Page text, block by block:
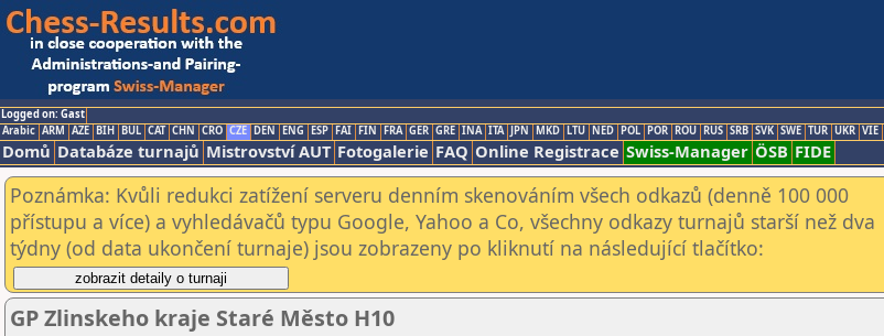
Logged on: Gast
Arabic ARM AZE BIH BUL CAT CHN CRO CZE DEN ENG ESP FAI FIN FRA GER GRE INA ITA JPN MKD LTU NED POL POR ROU RUS SRB SVK SWE TUR UKR VIE
Domů Databáze turnajů Mistrovství AUT Fotogalerie FAQ Online Registrace Swiss-Manager ÖSB FIDE
Poznámka: Kvůli redukci zatížení serveru denním skenováním všech odkazů (denně 100 000
přístupu a více) a vyhledávačů typu Google, Yahoo a Co, všechny odkazy turnajů starší než dva
týdny (od data ukončení turnaje) jsou zobrazeny po kliknutí na následující tlačítko:
GP Zlinskeho kraje Staré Město H10